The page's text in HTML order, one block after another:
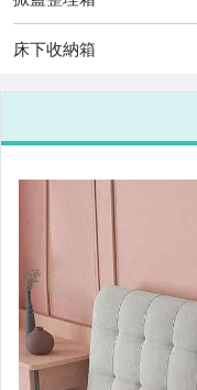
床下收納箱